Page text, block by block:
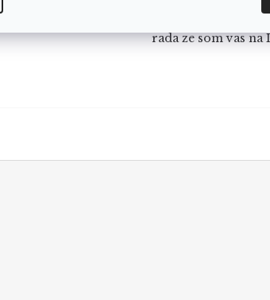
doručení.
🙌.
Dakujem za rychle
rada ze som vas na